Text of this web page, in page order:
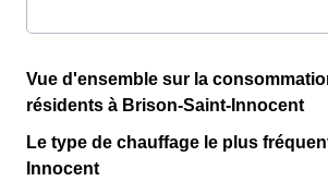
Vue d'ensemble sur la
résidents à Brison-Saint-Innocent
Le type de chauffage le plus
Innocent